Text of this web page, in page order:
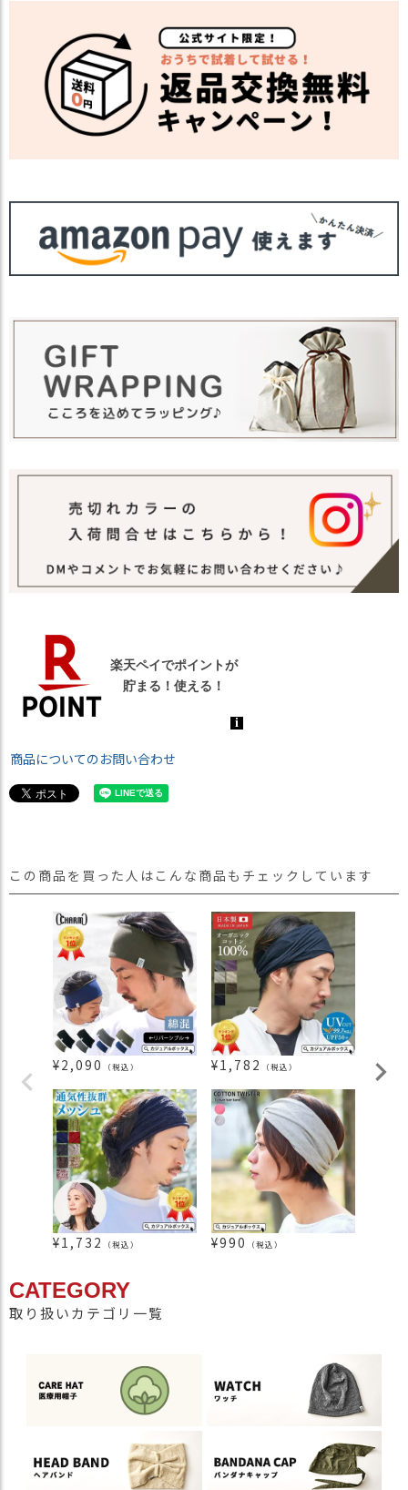
商品についてのお問い合わせ
この商品を買った人はこんな商品もチェックしています
¥2,090 （税込） ¥1,782 （税込） ¥
¥1,732 （税込） ¥990 （税込）
CATEGORY
取り扱いカテゴリ一覧